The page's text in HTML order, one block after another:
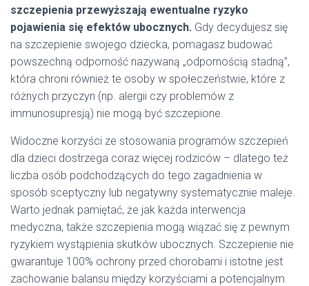
szczepienia przewyższają ewentualne ryzyko
pojawienia się efektów ubocznych. Gdy decydujesz się
na szczepienie swojego dziecka, pomagasz budować
powszechną odporność nazywaną „odpornością stadną”,
która chroni również te osoby w społeczeństwie, które z
różnych przyczyn (np. alergii czy problemów z
immunosupresją) nie mogą być szczepione.
Widoczne korzyści ze stosowania programów szczepień
dla dzieci dostrzega coraz więcej rodziców – dlatego też
liczba osób podchodzących do tego zagadnienia w
sposób sceptyczny lub negatywny systematycznie maleje.
Warto jednak pamiętać, że jak każda interwencja
medyczna, także szczepienia mogą wiązać się z pewnym
ryzykiem wystąpienia skutków ubocznych. Szczepienie nie
gwarantuje 100% ochrony przed chorobami i istotne jest
zachowanie balansu między korzyściami a potencjalnym